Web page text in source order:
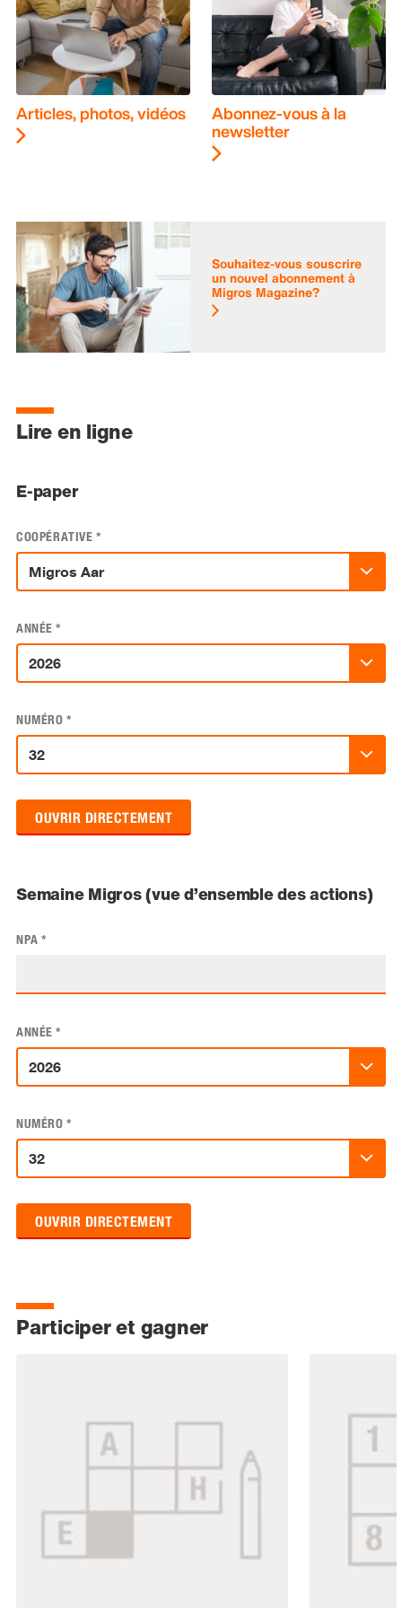
Articles, photos, vidéos Abonnez-vous à la
newsletter
Souhaitez-vous souscrire
un nouvel abonnement à
Migros Magazine?
Lire en ligne
E-paper
COOPÉRATIVE *
ANNÉE *
NUMÉRO *
OUVRIR DIRECTEMENT
Semaine Migros (vue d’ensemble des actions)
NPA *
ANNÉE *
NUMÉRO *
OUVRIR DIRECTEMENT
Participer et gagner